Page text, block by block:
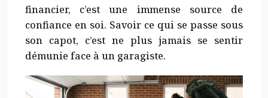
financier, c’est une immense source de
confiance en soi. Savoir ce qui se passe sous
son capot, c’est ne plus jamais se sentir
démunie face à un garagiste.